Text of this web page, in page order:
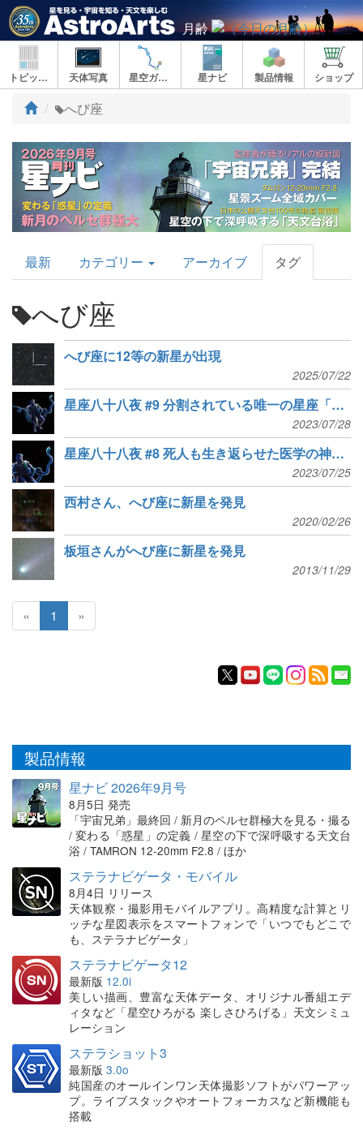
月齢
トピックス 天体写真 星空ガイド 星ナビ 製品情報 ショップ
ト
プ
へび座
AstroArts
Topics
最新 カテゴリー アーカイブ タグ
へび座
へび座に12等の新星が出現
2025/07/22
星座八十八夜 #9 分割されている唯一の星座「へび座」
2023/07/28
星座八十八夜 #8 死人も生き返らせた医学の神「へびつかい座」
2023/07/25
西村さん、へび座に新星を発見
2020/02/26
板垣さんがへび座に新星を発見
2013/11/29
« 1 »
製品情報
星ナビ 2026年9月号
8月5日 発売
「宇宙兄弟」最終回 / 新月のペルセ群極大を見る・撮る
/ 変わる「惑星」の定義 / 星空の下で深呼吸する天文台
浴 / TAMRON 12-20mm F2.8 / ほか
ステラナビゲータ・モバイル
8月4日 リリース
天体観察・撮影用モバイルアプリ。高精度な計算とリ
ッチな星図表示をスマートフォンで「いつでもどこで
も、ステラナビゲータ」
ステラナビゲータ12
最新版 12.0i
美しい描画、豊富な天体データ、オリジナル番組エデ
ィタなど「星空ひろがる 楽しさひろげる」天文シミュ
レーション
ステラショット3
最新版 3.0o
純国産のオールインワン天体撮影ソフトがパワーアッ
プ。ライブスタックやオートフォーカスなど新機能も
搭載